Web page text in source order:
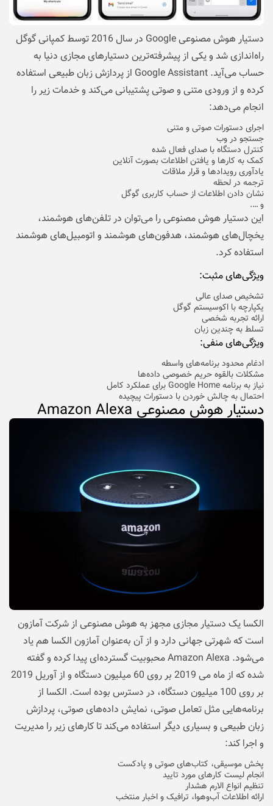
دستیار هوش مصنوعی Google در سال 2016 توسط کمپانی گوگل
راه‌اندازی شد و یکی از پیشرفته‌ترین دستیارهای مجازی دنیا به
حساب می‌آید. Google Assistant از پردازش زبان طبیعی استفاده
کرده و از ورودی متنی و صوتی پشتیبانی می‌کند و خدمات زیر را
انجام می‌دهد:
اجرای دستورات صوتی و متنی
جستجو در وب
کنترل دستگاه با صدای فعال شده
کمک به کارها و یافتن اطلاعات بصورت آنلاین
یادآوری رویداد‌ها و قرار ملاقات
ترجمه در لحظه
نشان دادن اطلاعات از حساب کاربری گوگل
و ….
این دستیار هوش مصنوعی را می‌توان در تلفن‌های هوشمند،
یخچال‌های هوشمند، هدفون‌های هوشمند و اتومبیل‌های هوشمند
استفاده کرد.
ویژگی‌های مثبت:
تشخیص صدای عالی
یکپارچه با اکوسیستم گوگل
ارائه تجربه شخصی
تسلط به چندین زبان
ویژگی‌های منفی:
ادغام محدود برنامه‌های واسطه
مشکلات بالقوه حریم خصوصی داده‌ها
نیاز به برنامه Google Home برای عملکرد کامل
احتمال به چالش خوردن با دستورات پیچیده
دستیار هوش مصنوعی Amazon Alexa
الکسا یک دستیار مجازی مجهز به هوش مصنوعی از شرکت آمازون
است که شهرتی جهانی دارد و از آن به‌عنوان آمازون الکسا هم یاد
می‌شود. Amazon Alexa محبوبیت گسترده‌ای پیدا کرده و گفته
شده که از ماه می‌ 2019 بر روی 60 میلیون دستگاه و از آوریل 2019
بر روی 100 میلیون دستگاه، در دسترس بوده است. الکسا از
برنامه‌هایی مثل تعامل صوتی، نمایش داده‌های صوتی، پردازش
زبان طبیعی و بسیاری دیگر استفاده می‌کند تا کارهای زیر را مدیریت
و اجرا کند:
پخش موسیقی، کتاب‌های صوتی و پادکست
انجام لیست کارهای مورد تایید
تنظیم انواع الارم هشدار
ارائه اطلاعات آب‌وهوا، ترافیک و اخبار منتخب